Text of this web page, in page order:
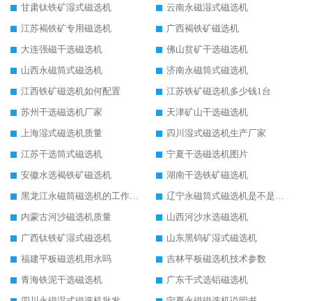
甘肃钛铁矿湿式磁选机
云南永磁湿式磁选机
江苏褐铁矿专用磁选机
广西褐铁矿磁选机
大连强磁干选磁选机
佛山贫矿干选磁选机
山西永磁筒式磁选机
济南永磁筒式磁选机
江西铁矿磁选机如何配置
江苏铁矿磁选机多少钱1台
苏州干选磁选机厂家
天津矿山干选磁选机
上海湿式磁选机质量
四川湿式磁选机生产厂家
江苏干选筒式磁选机
宁夏干选磁选机图片
安徽水选褐铁矿磁选机
湖南干选铁矿磁选机
黑龙江永磁筒磁选机的工作原理
辽宁永磁筒式磁选机是不是强磁
内蒙古河沙磁选机质量
山西河沙水选磁选机
广西钛铁矿湿式磁选机
山东黑钨矿湿式磁选机
福建平板磁选机用水吗
吉林平板磁选机技术参数
青海铁泥干选磁选机
广东干式选铝磁选机